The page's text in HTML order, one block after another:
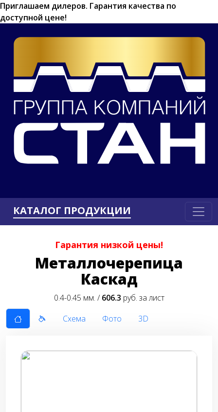
Приглашаем дилеров. Гарантия качества по
доступной цене!
КАТАЛОГ ПРОДУКЦИИ
Гарантия низкой цены!
Металлочерепица
Каскад
0.4-0.45 мм. /606.3 руб. за лист
Схема
Фото 3D